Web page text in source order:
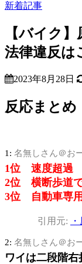
新着記事
【バイク
法律違反は
2023年8月28日
反応まとめ
1: 名無しさん＠お
1位 速度超過
2位 横断歩道
3位 自動車専
引用元:
2: 名無しさん＠お
ワイは二段階